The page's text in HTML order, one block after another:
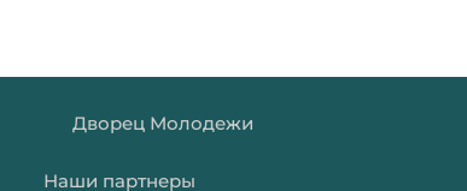
Дворец Молодежи
Наши партнеры